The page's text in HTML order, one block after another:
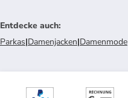
Entdecke auch:
Parkas|Damenjacken|Damenmode